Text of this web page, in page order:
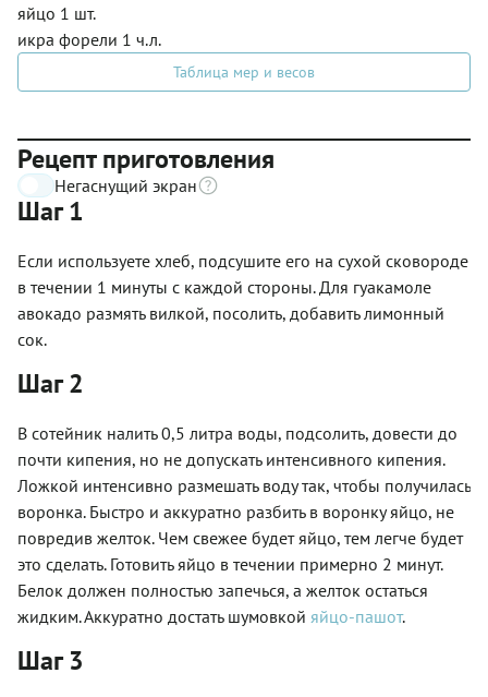
яйцо 1 шт.
икра форели 1 ч.л.
Таблица мер и весов
Рецепт приготовления
Негаснущий экран
Шаг 1
Если используете хлеб, подсушите его на сухой сковороде
в течении 1 минуты с каждой стороны. Для гуакамоле
авокадо размять вилкой, посолить, добавить лимонный
сок.
Шаг 2
В сотейник налить 0,5 литра воды, подсолить, довести до
почти кипения, но не допускать интенсивного кипения.
Ложкой интенсивно размешать воду так, чтобы получилась
воронка. Быстро и аккуратно разбить в воронку яйцо, не
повредив желток. Чем свежее будет яйцо, тем легче будет
это сделать. Готовить яйцо в течении примерно 2 минут.
Белок должен полностью запечься, а желток остаться
жидким. Аккуратно достать шумовкой яйцо-пашот.
Шаг 3